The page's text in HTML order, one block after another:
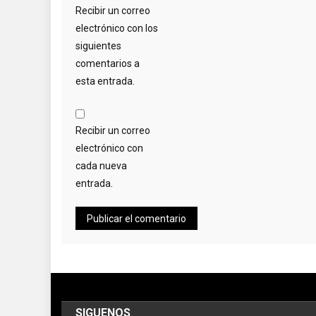
Recibir un correo
electrónico con los
siguientes
comentarios a
esta entrada.
Recibir un correo
electrónico con
cada nueva
entrada.
SIGUENOS